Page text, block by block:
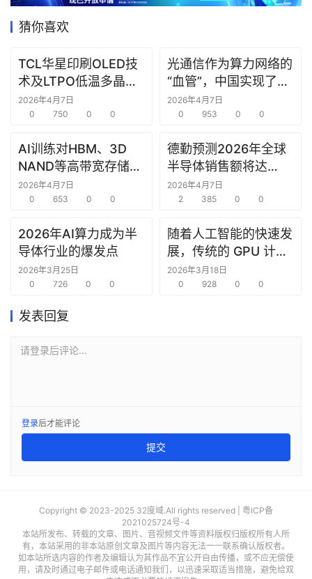
窗
机
链
猜你喜欢
TCL华星印刷OLED技
术及LTPO低温多晶硅
技术在ICDT 2026展会
上亮相
2026年4月7日
0
750 0 0
光通信作为算力网络的
“血管”，中国实现了24
芯光纤2.5Pb/s实时双
向传输，刷新纪录
2026年4月7日
0
953 0 0
AI训练对HBM、3D
NAND等高带宽存储器
件的需求强劲
2026年4月7日
0
653 0 0
德勤预测2026年全球
半导体销售额将达
9750亿美元
2026年4月7日
2
385 0 0
2026年AI算力成为半
导体行业的爆发点
2026年3月25日
0
726 0 0
随着人工智能的快速发
展，传统的 GPU 计算
架构正面临挑战
2026年3月18日
0
928 0 0
发表回复
请登录后评论...
登录后才能评论
提交
Copyright © 2023-2025 32度域.All rights reserved | 粤ICP备
2021025724号-4
本站所发布、转载的文章、图片、音视频文件等资料版权归版权所有人所
有，本站采用的非本站原创文章及图片等内容无法一一联系确认版权者。
如本站所选内容的作者及编辑认为其作品不宜公开自由传播，或不应无偿使
用，请及时通过电子邮件或电话通知我们，以迅速采取适当措施，避免给双